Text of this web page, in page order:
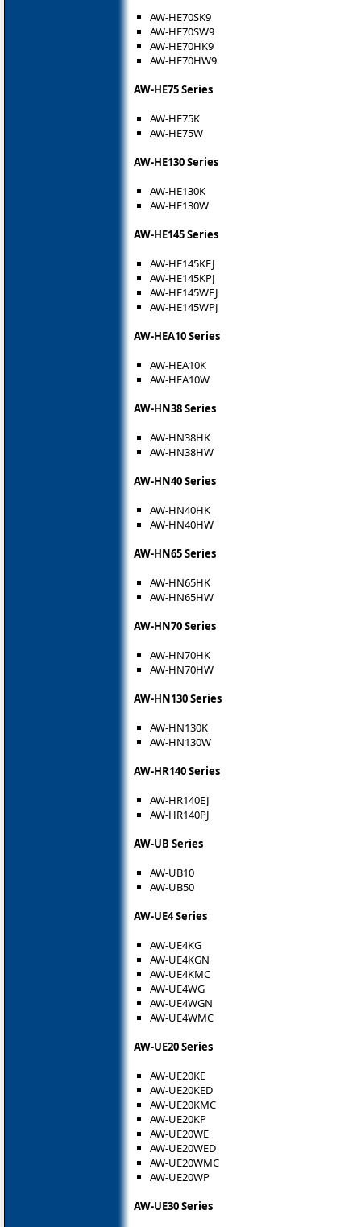
AW-HE70SK9
AW-HE70SW9
AW-HE70HK9
AW-HE70HW9
AW-HE75 Series
AW-HE75K
AW-HE75W
AW-HE130 Series
AW-HE130K
AW-HE130W
AW-HE145 Series
AW-HE145KEJ
AW-HE145KPJ
AW-HE145WEJ
AW-HE145WPJ
AW-HEA10 Series
AW-HEA10K
AW-HEA10W
AW-HN38 Series
AW-HN38HK
AW-HN38HW
AW-HN40 Series
AW-HN40HK
AW-HN40HW
AW-HN65 Series
AW-HN65HK
AW-HN65HW
AW-HN70 Series
AW-HN70HK
AW-HN70HW
AW-HN130 Series
AW-HN130K
AW-HN130W
AW-HR140 Series
AW-HR140EJ
AW-HR140PJ
AW-UB Series
AW-UB10
AW-UB50
AW-UE4 Series
AW-UE4KG
AW-UE4KGN
AW-UE4KMC
AW-UE4WG
AW-UE4WGN
AW-UE4WMC
AW-UE20 Series
AW-UE20KE
AW-UE20KED
AW-UE20KMC
AW-UE20KP
AW-UE20WE
AW-UE20WED
AW-UE20WMC
AW-UE20WP
AW-UE30 Series